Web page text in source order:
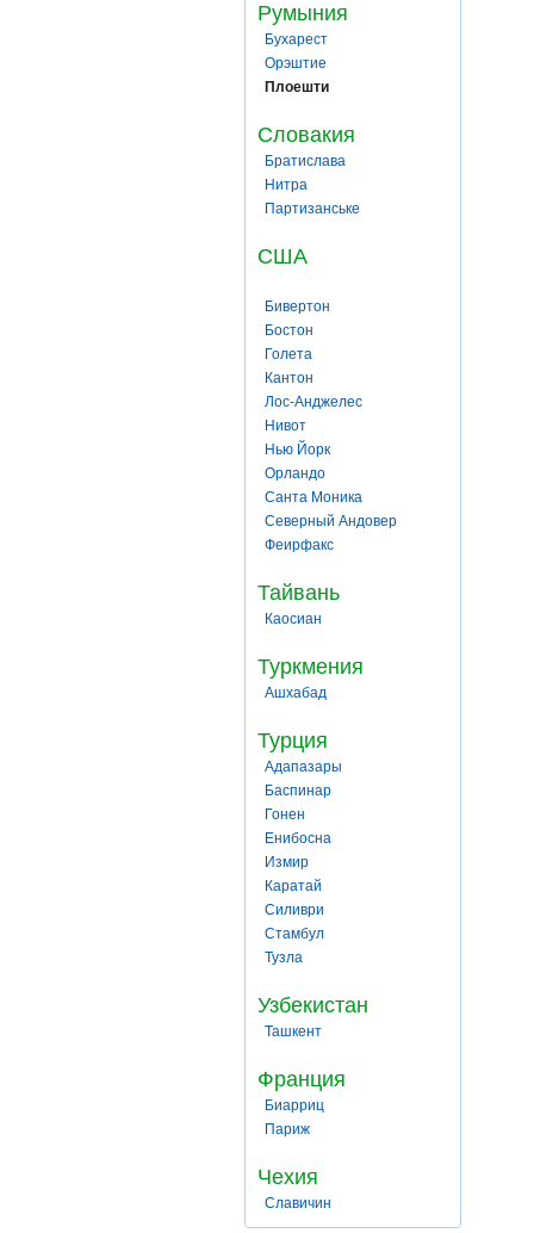
Румыния
Бухарест
Орэштие
Плоешти
Словакия
Братислава
Нитра
Партизанське
США
Бивертон
Бостон
Голета
Кантон
Лос-Анджелес
Нивот
Нью Йорк
Орландо
Санта Моника
Северный Андовер
Феирфакс
Тайвань
Каосиан
Туркмения
Ашхабад
Турция
Адапазары
Баспинар
Гонен
Енибосна
Измир
Каратай
Силиври
Стамбул
Тузла
Узбекистан
Ташкент
Франция
Биарриц
Париж
Чехия
Славичин